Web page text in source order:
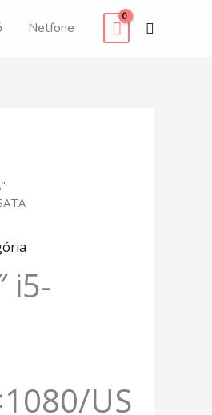
Netfone Search
i5-
US